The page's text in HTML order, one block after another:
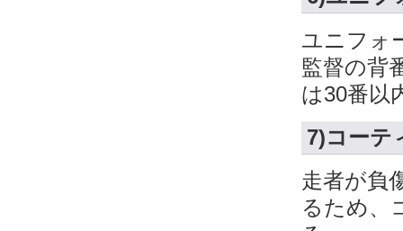
ユニフォ
監督の背
は30番以
7)コーテ
走者が負
るため、